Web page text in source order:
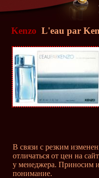
Kenzo L'eau par
В связи с резким
отличаться от цен на
у менеджера. Приносим
понимание.